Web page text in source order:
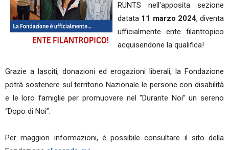
RUNTS nell'apposita sezione
datata 11 marzo 2024, diventa
ufficialmente ente filantropico
acquisendone la qualifica!
Grazie a lasciti, donazioni ed erogazioni liberali, la Fondazione
potrà sostenere sul territorio Nazionale le persone con disabilità
e le loro famiglie per promuovere nel “Durante Noi” un sereno
“Dopo di Noi”.
Per maggiori informazioni, è possibile consultare il sito della